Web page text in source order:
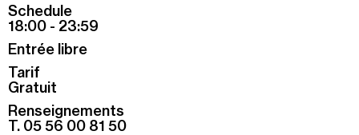
The Capc
Residencies
Support us
Practical information
Schedule
18:00 - 23:59
Entrée libre
Tarif
Gratuit
Renseignements
T. 05 56 00 81 50